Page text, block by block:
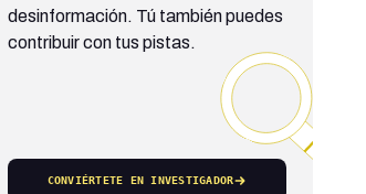
desinformación. Tú también puedes
contribuir con tus pistas.
CONVIÉRTETE EN INVESTIGADOR